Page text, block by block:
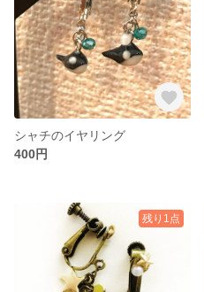
シャチのイヤリング
400円
残り1点